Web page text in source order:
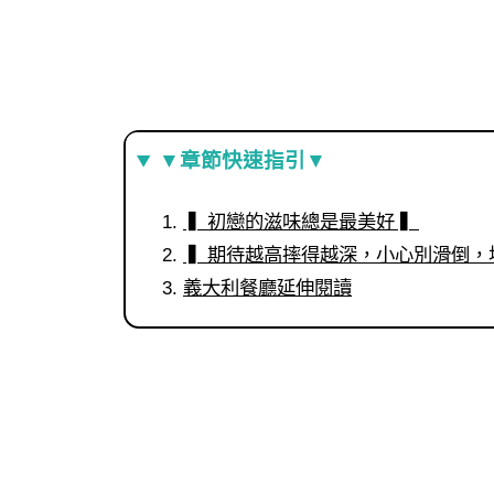
▼章節快速指引▼
▍初戀的滋味總是最美好 ▍
▍期待越高摔得越深，小心別滑倒，
義大利餐廳延伸閱讀